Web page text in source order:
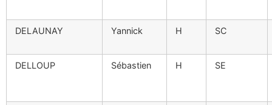
DELAUNAY Yannick H SC
DELLOUP Sébastien H SE